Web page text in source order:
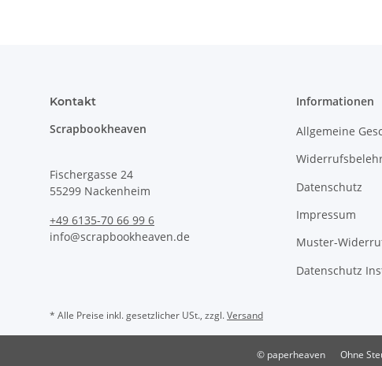
Kontakt
Scrapbookheaven
Fischergasse 24
55299 Nackenheim
+49 6135-70 66 99 6
info@scrapbookheaven.de
Informationen
Allgemeine
Datenschutz
Impressum
Muster-
Datenschutz
* Alle Preise inkl. gesetzlicher USt., zzgl.Versand
© paperheaven Ohne